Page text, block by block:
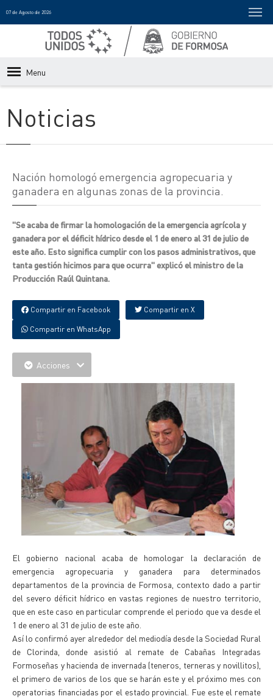
07 de Agosto de 2026
Menu
Noticias
Nación homologó emergencia agropecuaria y
ganadera en algunas zonas de la provincia.
"Se acaba de firmar la homologación de la emergencia agrícola y
ganadera por el déficit hídrico desde el 1 de enero al 31 de julio de
este año. Esto significa cumplir con los pasos administrativos, que
tanta gestión hicimos para que ocurra" explicó el ministro de la
Producción Raúl Quintana.
Compartir en Facebook Compartir en X
Compartir en WhatsApp
Acciones
El gobierno nacional acaba de homologar la declaración de
emergencia agropecuaria y ganadera para determinados
departamentos de la provincia de Formosa, contexto dado a partir
del severo déficit hídrico en vastas regiones de nuestro territorio,
que en este caso en particular comprende el periodo que va desde el
1 de enero al 31 de julio de este año.
Así lo confirmó ayer alrededor del mediodía desde la Sociedad Rural
de Clorinda, donde asistió al remate de Cabañas Integradas
Formoseñas y hacienda de invernada (teneros, terneras y novillitos),
el primero de varios de los que se harán este y el próximo mes con
operatorias financiadas por el estado provincial. Fue este el remate